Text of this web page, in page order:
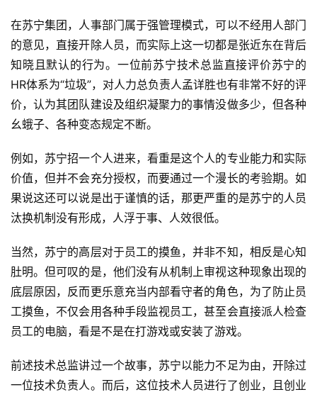
在苏宁集团，人事部门属于强管理模式，可以不经用人部门
的意见，直接开除人员，而实际上这一切都是张近东在背后
知晓且默认的行为。一位前苏宁技术总监直接评价苏宁的
HR体系为“垃圾”，对人力总负责人孟详胜也有非常不好的评
价，认为其团队建设及组织凝聚力的事情没做多少，但各种
幺蛾子、各种变态规定不断。
例如，苏宁招一个人进来，看重是这个人的专业能力和实际
价值，但并不会充分授权，而要通过一个漫长的考验期。如
果说这还可以说是出于谨慎的话，那更严重的是苏宁的人员
汰换机制没有形成，人浮于事、人效很低。
当然，苏宁的高层对于员工的摸鱼，并非不知，相反是心知
肚明。但可叹的是，他们没有从机制上审视这种现象出现的
底层原因，反而更乐意充当内部看守者的角色，为了防止员
工摸鱼，不仅会用各种手段监视员工，甚至会直接派人检查
员工的电脑，看是不是在打游戏或安装了游戏。
前述技术总监讲过一个故事，苏宁以能力不足为由，开除过
一位技术负责人。而后，这位技术人员进行了创业，且创业